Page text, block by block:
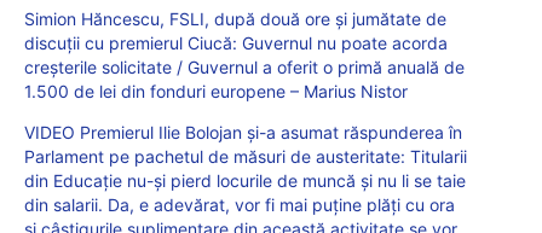
Simion Hăncescu, FSLI, după două ore și jumătate de
discuții cu premierul Ciucă: Guvernul nu poate acorda
creșterile solicitate / Guvernul a oferit o primă anuală de
1.500 de lei din fonduri europene – Marius Nistor
VIDEO Premierul Ilie Bolojan și-a asumat răspunderea în
Parlament pe pachetul de măsuri de austeritate: Titularii
din Educație nu-și pierd locurile de muncă și nu li se taie
din salarii. Da, e adevărat, vor fi mai puține plăți cu ora
și câștigurile suplimentare din această activitate se vor